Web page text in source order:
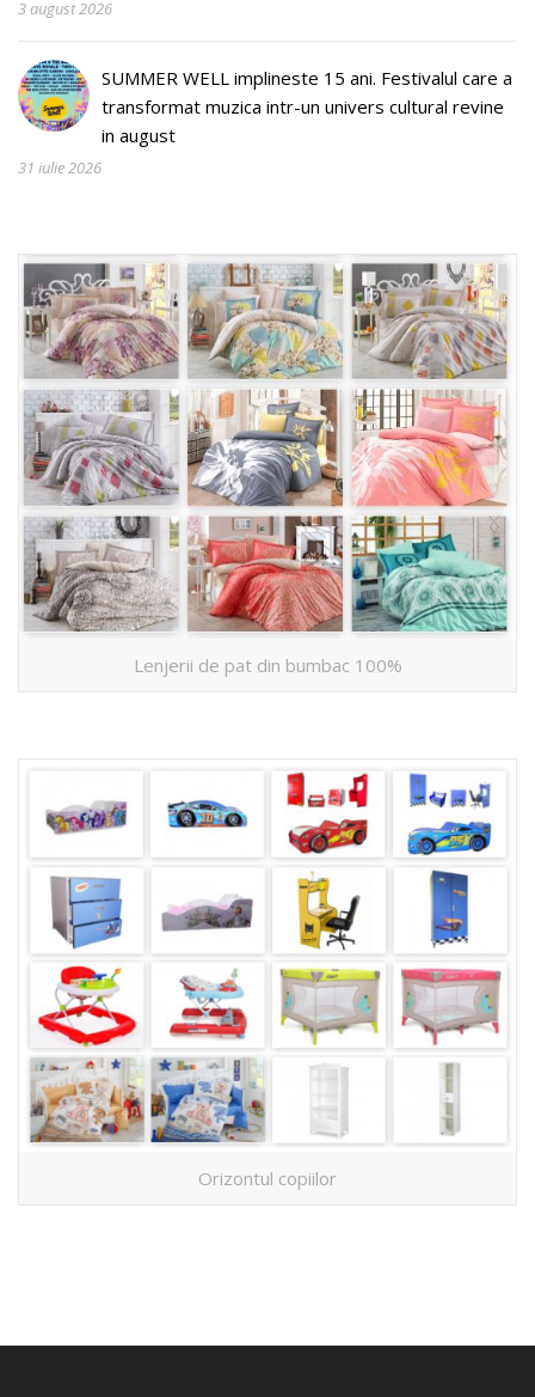
3 august 2026
SUMMER WELL implineste 15 ani. Festivalul care a
transformat muzica intr-un univers cultural revine
in august
31 iulie 2026
Lenjerii de pat din bumbac 100%
Orizontul copiilor